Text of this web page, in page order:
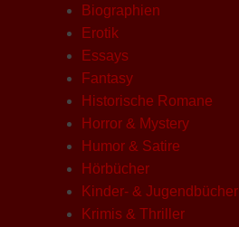
Biographien
Erotik
Essays
Fantasy
Historische Romane
Horror & Mystery
Humor & Satire
Hörbücher
Kinder- & Jugendbücher
Krimis & Thriller